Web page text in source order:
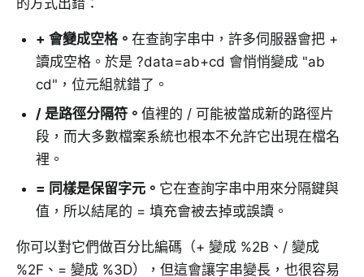
的方式出錯：
+ 會變成空格。 在查詢字串中，許多伺服器會把 +
讀成空格。於是 ?data=ab+cd 會悄悄變成 "ab
cd"，位元組就錯了。
/ 是路徑分隔符 。 值裡的 / 可能被當成新的路徑片
段，而大多數檔案系統也根本不允許它出現在檔名
裡。
= 同樣是保留字元 。 它在查詢字串中用來分隔鍵與
值，所以結尾的 = 填充會被去掉或誤讀。
你可以對它們做百分比編碼（+ 變成 %2B、/ 變成
%2F、= 變成 %3D），但這會讓字串變長，也很容易